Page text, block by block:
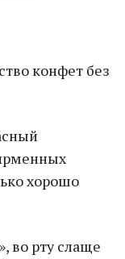
конфет без
хорошо
во рту слаще